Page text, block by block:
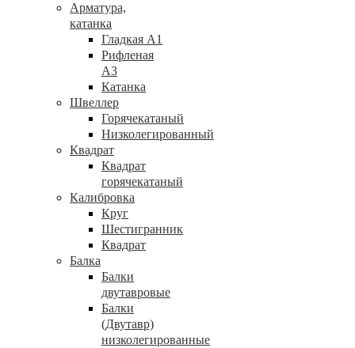
Арматура,
катанка
Гладкая А1
Рифленая
А3
Катанка
Швеллер
Горячекатаный
Низколегированный
Квадрат
Квадрат
горячекатаный
Калибровка
Круг
Шестигранник
Квадрат
Балка
Балки
двутавровые
Балки
(Двутавр)
низколегированные